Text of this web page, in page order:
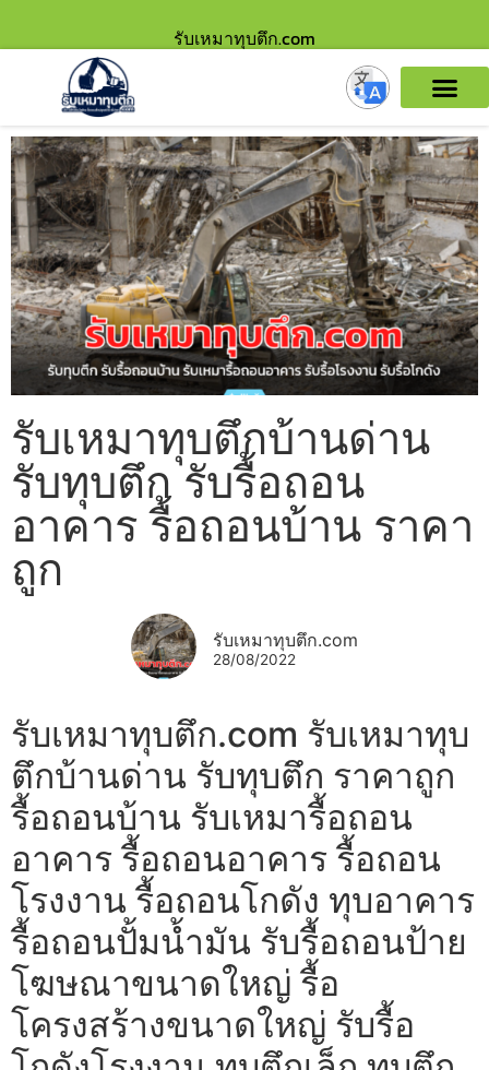
รับเหมาทุบตึก.com
รับเหมาทุบตึกบ้านด่าน
รับทุบตึก รับรื้อถอน
อาคาร รื้อถอนบ้าน ราคา
ถูก
รับเหมาทุบตึก.com
28/08/2022
รับเหมาทุบตึก.com รับเหมาทุบ
ตึกบ้านด่าน รับทุบตึก ราคาถูก
รื้อถอนบ้าน รับเหมารื้อถอน
อาคาร รื้อถอนอาคาร รื้อถอน
โรงงาน รื้อถอนโกดัง ทุบอาคาร
รื้อถอนปั้มน้ำมัน รับรื้อถอนป้าย
โฆษณาขนาดใหญ่ รื้อ
โครงสร้างขนาดใหญ่ รับรื้อ